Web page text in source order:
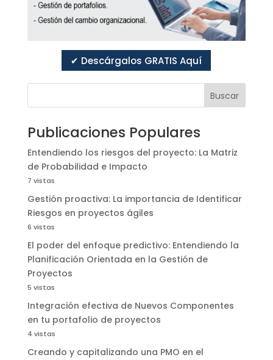
✔ Descárgalos GRATIS Aquí
Buscar
Publicaciones Populares
Entendiendo los riesgos del proyecto: La Matriz
de Probabilidad e Impacto
7 vistas
Gestión proactiva: La importancia de Identificar
Riesgos en proyectos ágiles
6 vistas
El poder del enfoque predictivo: Entendiendo la
Planificación Orientada en la Gestión de
Proyectos
5 vistas
Integración efectiva de Nuevos Componentes
en tu portafolio de proyectos
4 vistas
Creando y capitalizando una PMO en el